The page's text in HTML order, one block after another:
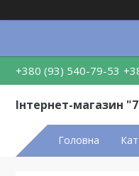
+380 (93) 540-79-53
Інтернет-магазин
Головна